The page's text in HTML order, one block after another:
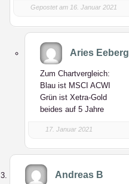
Gepostet am 16. Januar 2021
Aries Eeberg
Zum Chartvergleich:
Blau ist MSCI ACWI
Grün ist Xetra-Gold
beides auf 5 Jahre
17. Januar 2021
Andreas B